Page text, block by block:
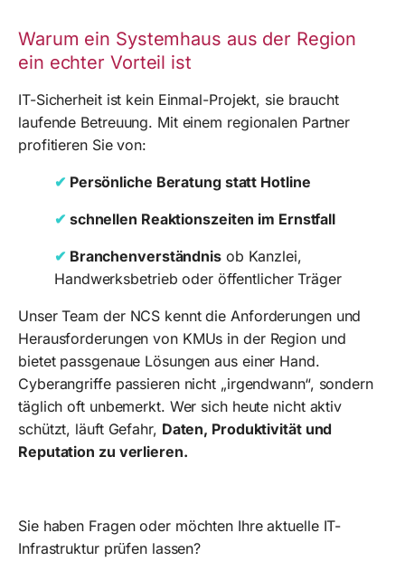
Warum ein Systemhaus aus der Region
ein echter Vorteil ist
IT-Sicherheit ist kein Einmal-Projekt, sie braucht
laufende Betreuung. Mit einem regionalen Partner
profitieren Sie von:
✔ Persönliche Beratung statt Hotline
✔ schnellen Reaktionszeiten im Ernstfall
✔ Branchenverständnisob Kanzlei,
Handwerksbetrieb oder öffentlicher Träger
Unser Team der NCS kennt die Anforderungen und
Herausforderungen von KMUs in der Region und
bietet passgenaue Lösungen aus einer Hand.
Cyberangriffe passieren nicht „irgendwann“, sondern
täglich oft unbemerkt. Wer sich heute nicht aktiv
schützt, läuft Gefahr, Daten, Produktivität und
Reputation zu verlieren.
Sie haben Fragen oder möchten Ihre aktuelle IT-
Infrastruktur prüfen lassen?